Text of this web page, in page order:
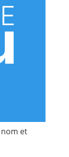
et